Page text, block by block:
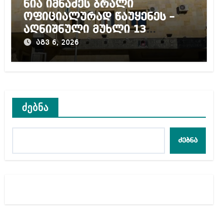
ნია იმნაძეს ბრალი
ოფიციალურად წაუყენეს –
აღნიშნული მუხლი 13
წლამდე პატიმრობას
ითვალისწინებს
აგვ 6, 2026
ძებნა
ძებნა